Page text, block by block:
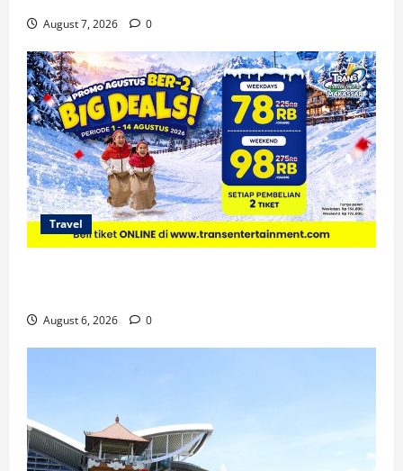
August 7, 2026 0
Travel
August 6, 2026 0